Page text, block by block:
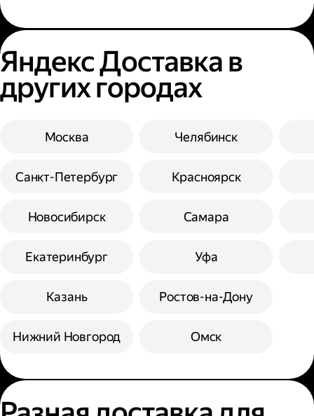
Яндекс Доставка в
других городах
Москва
Санкт-Петербург
Новосибирск
Екатеринбург
Казань
Нижний Новгород
Челябинск
Красноярск
Самара
Уфа
Ростов-на-Дону
Омск